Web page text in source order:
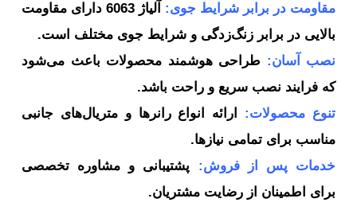
در برابر شرایط جوی:
آلیاژ 6063 دارای مقاومت
در برابر زنگ‌زدگی و شرایط جوی مختلف است.
آسان:طراحی هوشمند محصولات باعث می‌شود
فرایند نصب سریع و راحت باشد.
محصولات:ارائه انواع رانرها و متریال‌های جانبی
برای تمامی نیازها.
پس از فروش:پشتیبانی و مشاوره تخصصی
اطمینان از رضایت مشتریان.